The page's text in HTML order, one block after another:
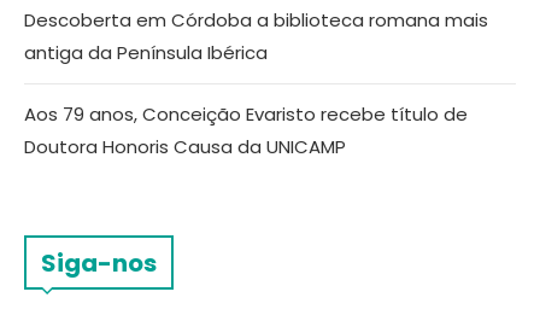
Descoberta em Córdoba a biblioteca romana mais
antiga da Península Ibérica
Aos 79 anos, Conceição Evaristo recebe título de
Doutora Honoris Causa da UNICAMP
Siga-nos